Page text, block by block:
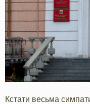
Кстати весьма